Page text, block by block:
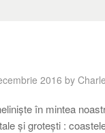
2016 by
în mintea
şi groteşti :